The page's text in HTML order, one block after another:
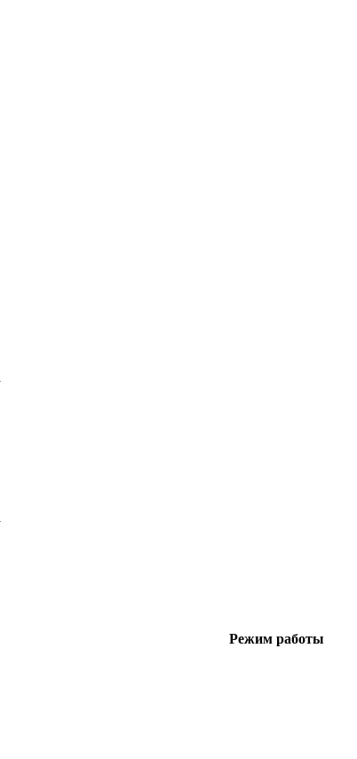
Режим работы